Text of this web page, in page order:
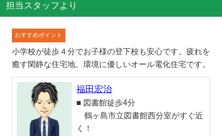
担当スタッフより
おすすめポイント
小学校が徒歩４分でお子様の登下校も安心です。疲れを
癒す閑静な住宅地。環境に優しいオール電化住宅です。
福田宏治
■ 図書館徒歩4分
鶴ヶ島市立図書館西分室がすぐ近
く！